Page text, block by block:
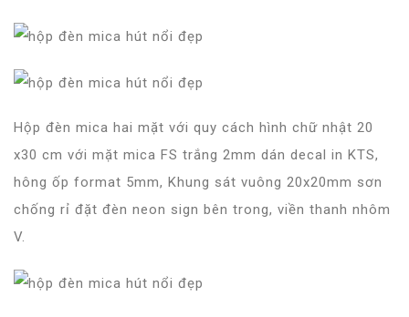
Hộp đèn mica hai mặt với quy cách hình chữ nhật 20
x30 cm với mặt mica FS trắng 2mm dán decal in KTS,
hông ốp format 5mm, Khung sát vuông 20x20mm sơn
chống rỉ đặt đèn neon sign bên trong, viền thanh nhôm
V.